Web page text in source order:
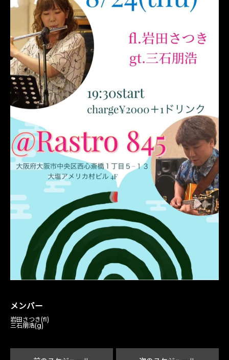
メンバー
岩田さつき(fl)
三石朋浩(g)